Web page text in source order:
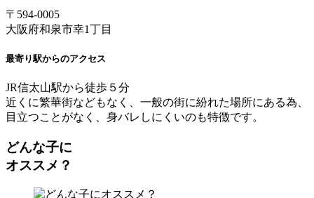
〒594-0005
大阪府和泉市幸1丁目
最寄り駅からのアクセス
JR信太山駅から徒歩５分
近くに繁華街などもなく、一般の街に紛れた場所にある為、
目立つことがなく、身バレしにくいのも特徴です。
どんな子に
オススメ？